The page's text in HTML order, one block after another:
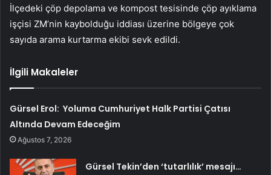
İlçedeki çöp depolama ve kompost tesisinde çöp ayıklama
işçisi ZM’nin kaybolduğu iddiası üzerine bölgeye çok
sayıda arama kurtarma ekibi sevk edildi.
İlgili Makaleler
Gürsel Erol: Yoluma Cumhuriyet Halk Partisi Çatısı
Altında Devam Edeceğim
Ağustos 7, 2026
Gürsel Tekin’den ‘tutarlılık’ mesajı…